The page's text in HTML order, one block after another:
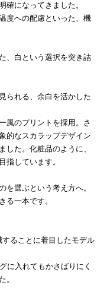
確になってきました。
度への配慮といった、機
、白という選択を突き詰
られる、余白を活かした
風のプリントを採用。さ
的なスカラップデザイン
した。化粧品のように、
指しています。
を選ぶという考え方へ。
る一本です。
ることに着目したモデル
に入れてもかさばりにく
。